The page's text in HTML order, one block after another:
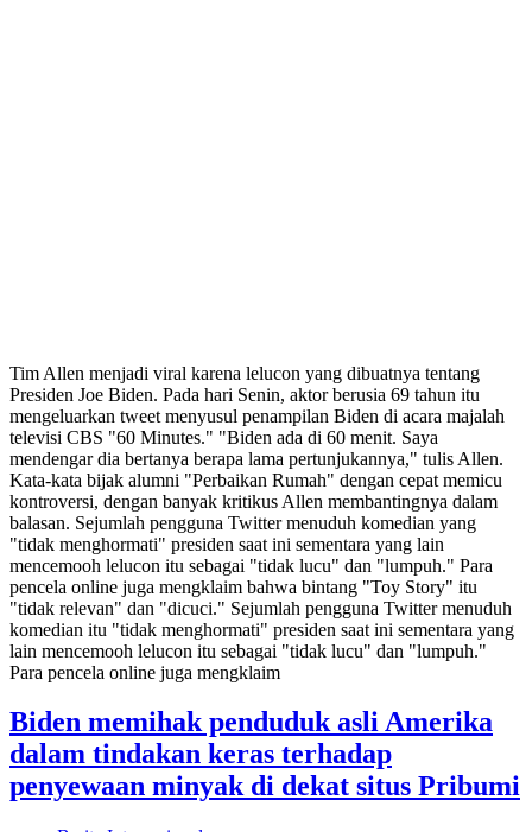
Tim Allen menjadi viral karena lelucon yang dibuatnya tentang
Presiden Joe Biden. Pada hari Senin, aktor berusia 69 tahun itu
mengeluarkan tweet menyusul penampilan Biden di acara majalah
televisi CBS "60 Minutes." "Biden ada di 60 menit. Saya
mendengar dia bertanya berapa lama pertunjukannya," tulis Allen.
Kata-kata bijak alumni "Perbaikan Rumah" dengan cepat memicu
kontroversi, dengan banyak kritikus Allen membantingnya dalam
balasan. Sejumlah pengguna Twitter menuduh komedian yang
"tidak menghormati" presiden saat ini sementara yang lain
mencemooh lelucon itu sebagai "tidak lucu" dan "lumpuh." Para
pencela online juga mengklaim bahwa bintang "Toy Story" itu
"tidak relevan" dan "dicuci." Sejumlah pengguna Twitter menuduh
komedian itu "tidak menghormati" presiden saat ini sementara yang
lain mencemooh lelucon itu sebagai "tidak lucu" dan "lumpuh."
Para pencela online juga mengklaim
Biden memihak penduduk asli Amerika
dalam tindakan keras terhadap
penyewaan minyak di dekat situs Pribumi